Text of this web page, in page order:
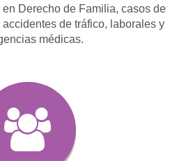
en Derecho de Familia, casos de
de tráfico, laborales y
médicas.